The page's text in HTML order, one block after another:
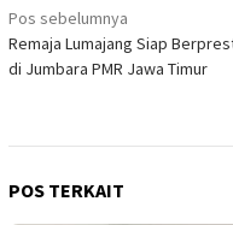
Navigasi
pos
Pos sebelumnya
Remaja Lumajang Siap
di Jumbara PMR Jawa Timur
POS TERKAIT